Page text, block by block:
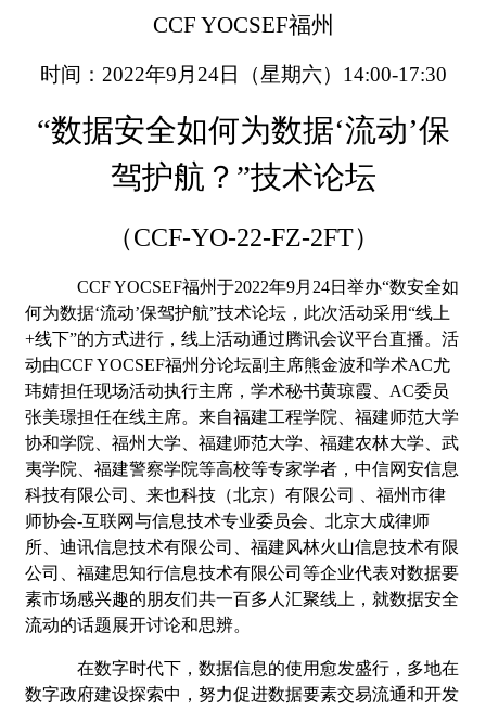
CCF YOCSEF福州
时间： 2022年9 月 24日（星期六） 14:00-17:30
“数据安全如何为数据‘流动’保
驾护航？ ”技术论坛
（CCF-YO-22-FZ-2FT）
CCF YOCSEF福州于2022年9月 24日举办“数安全如
何为数据‘流动’保驾护航”技术论坛，此次活动采用“线上
+线下”的方式进行，线上活动通过腾讯会议平台直播。活
动由CCF YOCSEF福州分论坛副主席熊金波和学术AC尤
玮婧担任现场活动执行主席，学术秘书黄琼霞、 AC委员
张美璟担任在线主席。 来自福建工程学院、福建师范大学
协和学院、 福州大学、福建师范大学、福建农林大学、武
夷学院、福建警察学院等高校等专家学者， 中信网安信息
科技有限公司、 来也科技（北京）有限公司
福州市律
师协会-互联网与信息技术专业委员会 、北京大成律师
所、迪讯信息技术有限公司、福建风林火山信息技术有限
公司、福建思知行信息技术有限公司 等企业代表对数据要
素市场感兴趣的朋友们共一百多人汇聚线上，就数据安全
流动的话题展开讨论和思辨。
在数字时代下，数据信息的使用愈发盛行，多地在
数字政府建设探索中，努力促进数据要素交易流通和开发